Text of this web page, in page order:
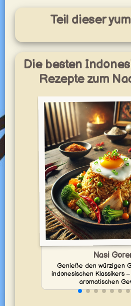
Teil dieser
Die besten
Rezepte zum
Nasi
Genieße den würzigen
indonesischen Klassikers
aromatischen